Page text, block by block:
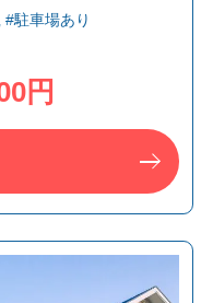
#駐車場あり
円